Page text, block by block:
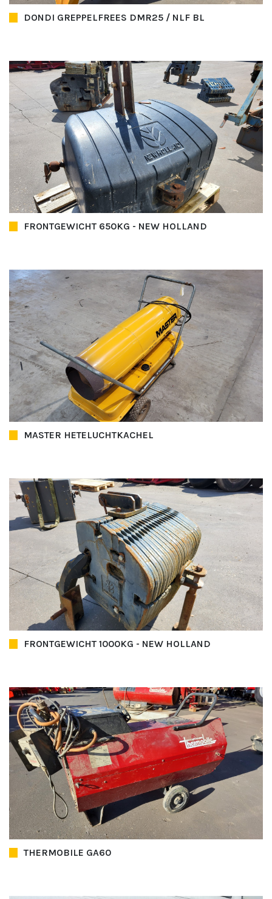
DONDI GREPPELFREES DMR25 / NLF BL
FRONTGEWICHT 650KG - NEW HOLLAND
MASTER HETELUCHTKACHEL
FRONTGEWICHT 1000KG - NEW HOLLAND
THERMOBILE GA60